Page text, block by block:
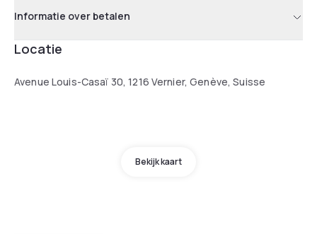
Informatie over betalen
Locatie
Avenue Louis-Casaï 30, 1216 Vernier, Genève, Suisse
Bekijk kaart